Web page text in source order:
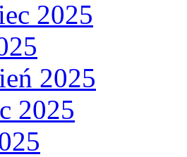
2025
2025
2025